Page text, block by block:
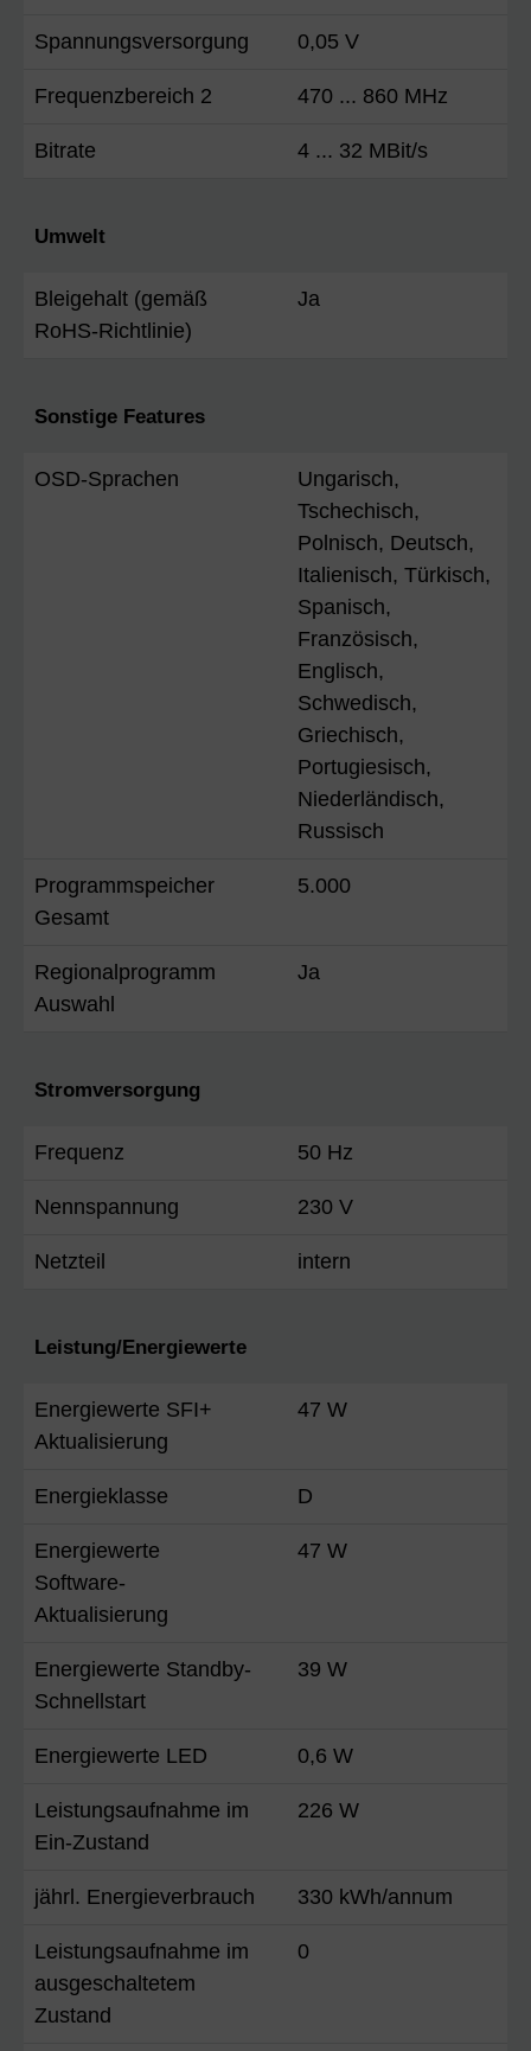
Spannungsversorgung 0,05 V
Frequenzbereich 2 470 ... 860 MHz
Bitrate 4 ... 32 MBit/s
Umwelt
Bleigehalt (gemäß
RoHS-Richtlinie)
Ja
Sonstige Features
OSD-Sprachen
Ungarisch,
Tschechisch,
Polnisch, Deutsch,
Italienisch, Türkisch,
Spanisch,
Französisch,
Englisch,
Schwedisch,
Griechisch,
Portugiesisch,
Niederländisch,
Russisch
Programmspeicher
Gesamt
5.000
Regionalprogramm
Auswahl
Ja
Stromversorgung
Frequenz 50 Hz
Nennspannung 230 V
Netzteil intern
Leistung/Energiewerte
Energiewerte SFI+
Aktualisierung
47 W
Energieklasse D
Energiewerte
Software-
Aktualisierung
47 W
Energiewerte Standby-
Schnellstart
39 W
Energiewerte LED 0,6 W
Leistungsaufnahme im
Ein-Zustand
226 W
jährl. Energieverbrauch 330 kWh/annum
Leistungsaufnahme im
ausgeschaltetem
Zustand
0